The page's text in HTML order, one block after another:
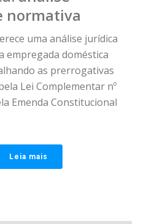
normativa
uma análise jurídica
empregada doméstica
as prerrogativas
Lei Complementar nº
Emenda Constitucional
Leia mais